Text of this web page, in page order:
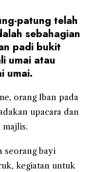
patung telah
sebahagian
padi bukit
umai atau
umai.
orang Iban pada
upacara dan
majlis.
seorang bayi
kegiatan untuk